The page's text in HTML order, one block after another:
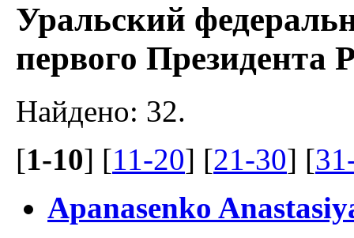
Уральский
первого Президента
Найдено: 32.
[1-10] [11-20] [21-30] [
Apanasenko